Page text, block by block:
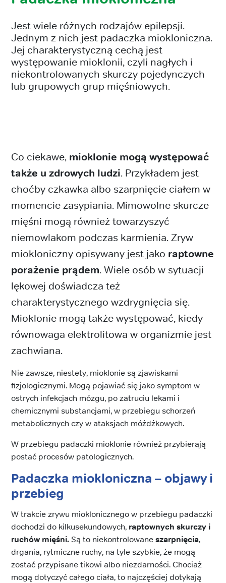
Jest wiele różnych rodzajów epilepsji.
Jednym z nich jest padaczka miokloniczna.
Jej charakterystyczną cechą jest
występowanie mioklonii, czyli nagłych i
niekontrolowanych skurczy pojedynczych
lub grupowych grup mięśniowych.
Co ciekawe, mioklonie mogą występować
także u zdrowych ludzi. Przykładem jest
choćby czkawka albo szarpnięcie ciałem w
momencie zasypiania. Mimowolne skurcze
mięśni mogą również towarzyszyć
niemowlakom podczas karmienia. Zryw
miokloniczny opisywany jest jako raptowne
porażenie prądem. Wiele osób w sytuacji
lękowej doświadcza też
charakterystycznego wzdrygnięcia się.
Mioklonie mogą także występować, kiedy
równowaga elektrolitowa w organizmie jest
zachwiana.
Nie zawsze, niestety, mioklonie są zjawiskami
fizjologicznymi. Mogą pojawiać się jako symptom w
ostrych infekcjach mózgu, po zatruciu lekami i
chemicznymi substancjami, w przebiegu schorzeń
metabolicznych czy w ataksjach móżdżkowych.
W przebiegu padaczki mioklonie również przybierają
postać procesów patologicznych.
Padaczka miokloniczna – objawy i
przebieg
W trakcie zrywu mioklonicznego w przebiegu padaczki
dochodzi do kilkusekundowych, raptownych skurczy i
ruchów mięśni.Są to niekontrolowaneszarpnięcia,
drgania, rytmiczne ruchy, na tyle szybkie, że mogą
zostać przypisane tikowi albo niezdarności. Chociaż
mogą dotyczyć całego ciała, to najczęściej dotykają